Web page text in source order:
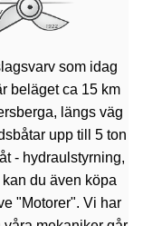
som idag
beläget ca 15 km
längs väg
upp till 5 ton
- hydraulstyrning,
du även köpa
"Motorer". Vi har